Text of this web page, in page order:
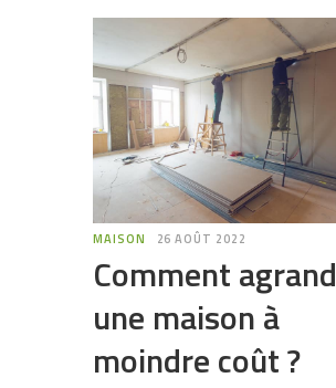
MAISON 26 AOÛT 2022
Comment
une maison à
moindre coût ?